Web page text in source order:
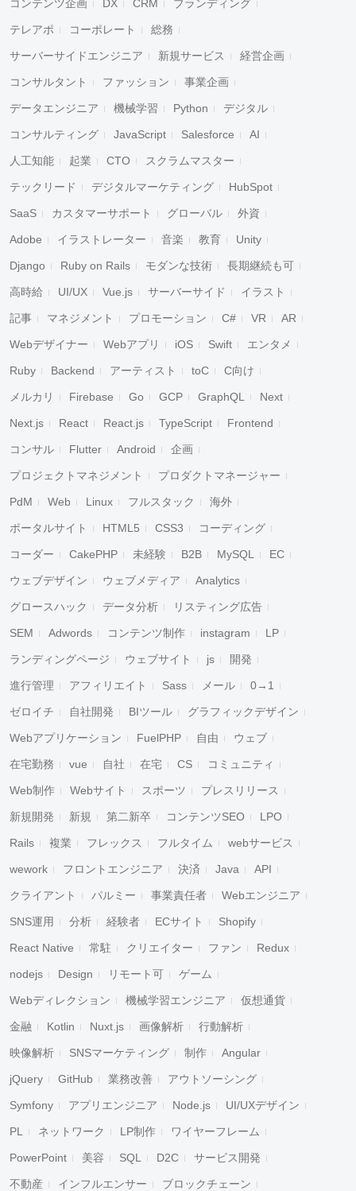
コンテンツ企画 DX CRM ブランディング
テレアポ コーポレート 総務
サーバーサイドエンジニア 新規サービス 経営企画
コンサルタント ファッション 事業企画
データエンジニア 機械学習 Python デジタル
コンサルティング JavaScript Salesforce AI
人工知能 起業 CTO スクラムマスター
テックリード デジタルマーケティング HubSpot
SaaS カスタマーサポート グローバル 外資
Adobe イラストレーター 音楽 教育 Unity
Django Ruby on Rails モダンな技術 長期継続も可
高時給 UI/UX Vue.js サーバーサイド イラスト
記事 マネジメント プロモーション C# VR AR
Webデザイナー Webアプリ iOS Swift エンタメ
Ruby Backend アーティスト toC C向け
メルカリ Firebase Go GCP GraphQL Next
Next.js React React.js TypeScript Frontend
コンサル Flutter Android 企画
プロジェクトマネジメント プロダクトマネージャー
PdM Web Linux フルスタック 海外
ポータルサイト HTML5 CSS3 コーディング
コーダー CakePHP 未経験 B2B MySQL EC
ウェブデザイン ウェブメディア Analytics
グロースハック データ分析 リスティング広告
SEM Adwords コンテンツ制作 instagram LP
ランディングページ ウェブサイト js 開発
進行管理 アフィリエイト Sass メール 0→1
ゼロイチ 自社開発 BIツール グラフィックデザイン
Webアプリケーション FuelPHP 自由 ウェブ
在宅勤務 vue 自社 在宅 CS コミュニティ
Web制作 Webサイト スポーツ プレスリリース
新規開発 新規 第二新卒 コンテンツSEO LPO
Rails 複業 フレックス フルタイム webサービス
wework フロントエンジニア 決済 Java API
クライアント パルミー 事業責任者 Webエンジニア
SNS運用 分析 経験者 ECサイト Shopify
React Native 常駐 クリエイター ファン Redux
nodejs Design リモート可 ゲーム
Webディレクション 機械学習エンジニア 仮想通貨
金融 Kotlin Nuxt.js 画像解析 行動解析
映像解析 SNSマーケティング 制作 Angular
jQuery GitHub 業務改善 アウトソーシング
Symfony アプリエンジニア Node.js UI/UXデザイン
PL ネットワーク LP制作 ワイヤーフレーム
PowerPoint 美容 SQL D2C サービス開発
不動産 インフルエンサー ブロックチェーン